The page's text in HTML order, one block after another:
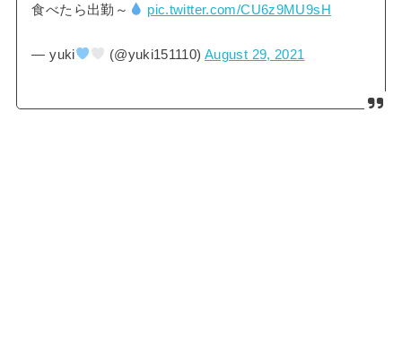
食べたら出勤～
pic.twitter.com/CU6z9MU9sH
— yuki (@yuki151110) August 29, 2021